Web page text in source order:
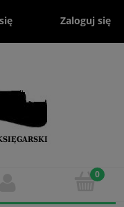
Zaloguj się